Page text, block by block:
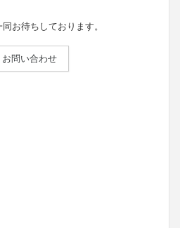
お待ちしております。
お問い合わせ